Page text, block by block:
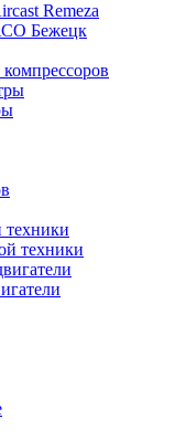
Remeza
Бежецк
техники
техники